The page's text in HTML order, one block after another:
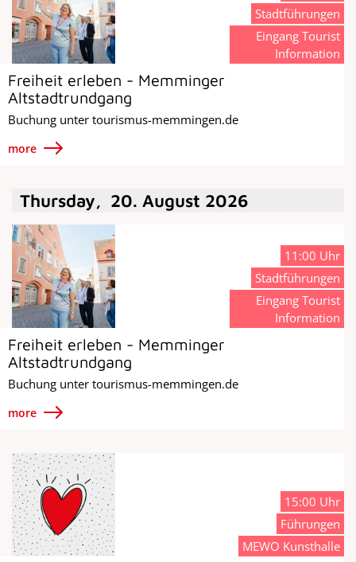
Freiheit erleben - Memminger
Altstadtrundgang
Buchung unter tourismus-memmingen.de
more
Stadtführungen
Eingang Tourist
Information
Thursday, 20. August 2026
Freiheit erleben - Memminger
Altstadtrundgang
Buchung unter tourismus-memmingen.de
more
11:00 Uhr
Stadtführungen
Eingang Tourist
Information
15:00 Uhr
Führungen
MEWO Kunsthalle